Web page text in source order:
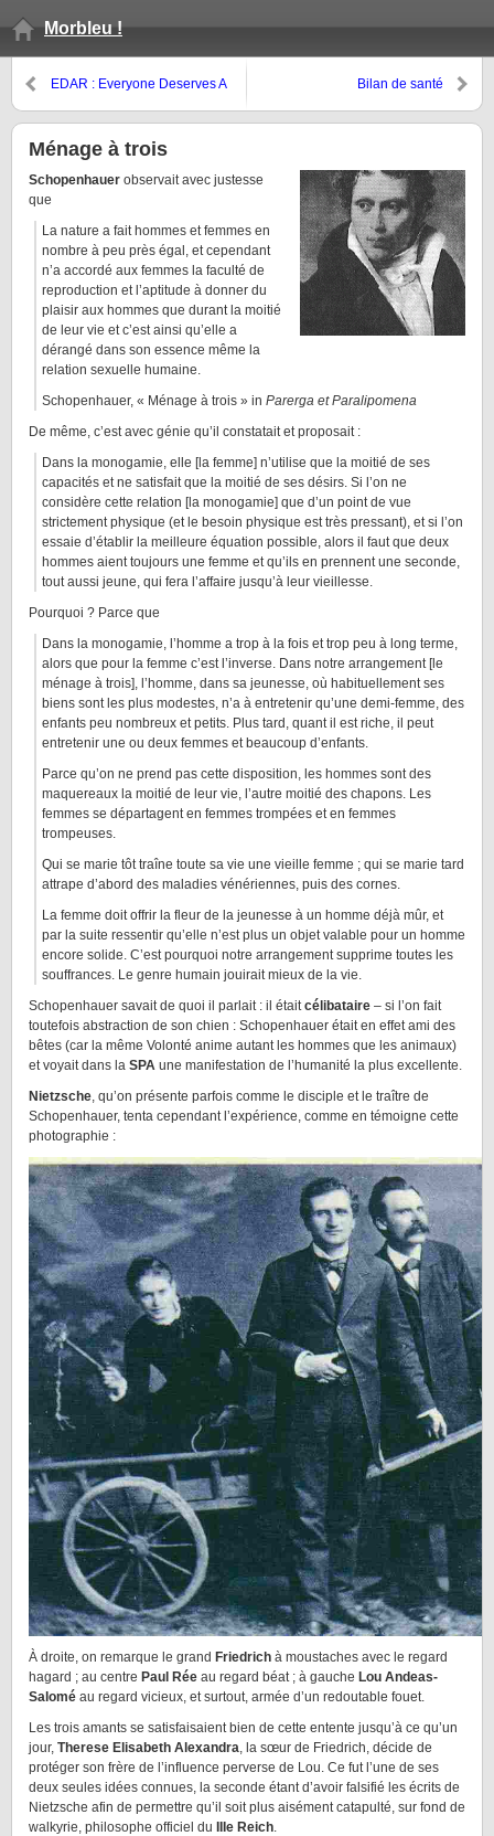
Morbleu !
EDAR : Everyone Deserves A
Bilan de santé
Ménage à trois
Schopenhauer observait avec justesse
que
La nature a fait hommes et femmes en
nombre à peu près égal, et cependant
n’a accordé aux femmes la faculté de
reproduction et l’aptitude à donner du
plaisir aux hommes que durant la moitié
de leur vie et c’est ainsi qu’elle a
dérangé dans son essence même la
relation sexuelle humaine.
Schopenhauer, « Ménage à trois » in Parerga et Paralipomena
De même, c’est avec génie qu’il constatait et proposait :
Dans la monogamie, elle [la femme] n’utilise que la moitié de ses
capacités et ne satisfait que la moitié de ses désirs. Si l’on ne
considère cette relation [la monogamie] que d’un point de vue
strictement physique (et le besoin physique est très pressant), et si l’on
essaie d’établir la meilleure équation possible, alors il faut que deux
hommes aient toujours une femme et qu’ils en prennent une seconde,
tout aussi jeune, qui fera l’affaire jusqu’à leur vieillesse.
Pourquoi ? Parce que
Dans la monogamie, l’homme a trop à la fois et trop peu à long terme,
alors que pour la femme c’est l’inverse. Dans notre arrangement [le
ménage à trois], l’homme, dans sa jeunesse, où habituellement ses
biens sont les plus modestes, n’a à entretenir qu’une demi-femme, des
enfants peu nombreux et petits. Plus tard, quant il est riche, il peut
entretenir une ou deux femmes et beaucoup d’enfants.
Parce qu’on ne prend pas cette disposition, les hommes sont des
maquereaux la moitié de leur vie, l’autre moitié des chapons. Les
femmes se départagent en femmes trompées et en femmes
trompeuses.
Qui se marie tôt traîne toute sa vie une vieille femme ; qui se marie tard
attrape d’abord des maladies vénériennes, puis des cornes.
La femme doit offrir la fleur de la jeunesse à un homme déjà mûr, et
par la suite ressentir qu’elle n’est plus un objet valable pour un homme
encore solide. C’est pourquoi notre arrangement supprime toutes les
souffrances. Le genre humain jouirait mieux de la vie.
Schopenhauer savait de quoi il parlait : il étaitcélibataire – si l’on fait
toutefois abstraction de son chien : Schopenhauer était en effet ami des
bêtes (car la même Volonté anime autant les hommes que les animaux)
et voyait dans la SPA une manifestation de l’humanité la plus excellente.
Nietzsche, qu’on présente parfois comme le disciple et le traître de
Schopenhauer, tenta cependant l’expérience, comme en témoigne cette
photographie :
À droite, on remarque le grand Friedrich à moustaches avec le regard
hagard ; au centre Paul Rée au regard béat ; à gauche Lou Andeas-
Salomé au regard vicieux, et surtout, armée d’un redoutable fouet.
Les trois amants se satisfaisaient bien de cette entente jusqu’à ce qu’un
jour, Therese Elisabeth Alexandra, la sœur de Friedrich, décide de
protéger son frère de l’influence perverse de Lou. Ce fut l’une de ses
deux seules idées connues, la seconde étant d’avoir falsifié les écrits de
Nietzsche afin de permettre qu’il soit plus aisément catapulté, sur fond de
walkyrie, philosophe officiel du
IIIe Reich.